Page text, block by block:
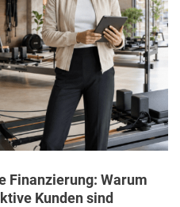
Finanzierung: Warum
Kunden sind